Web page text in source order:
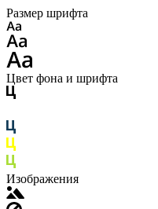
Размер шрифта
Цвет фона и шрифта
Изображения